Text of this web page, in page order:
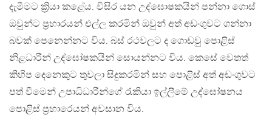
දැමීමට ක්‍රියා කළේය. විසිර යන උද්ඝොෂකයින් පන්නා ගොස්
ඔවුන්ට ප්‍රහාරයන් එල්ල කරමින් ඔවුන් අත් අඩංගුවට ගන්නා
බවක් පෙනෙන්නට විය. බස් රථවලට ද ගොඩවු පොළිස්
නිළධාරීන් උද්ඝෝෂකයින් සොයන්නට විය. කෙසේ වෙතත්
කිහිප දෙනෙකුට තුවලා සිදුකරමින් සහ පොළිස් අත් අඩංගුවට
පත් වීමෙන් උපාධිධාරීන්ගේ රැකියා ඉල්ලීමේ උද්ඝෝෂනය
පොළිස් ප්‍රහාර‍ෙයන් අවසාන විය.